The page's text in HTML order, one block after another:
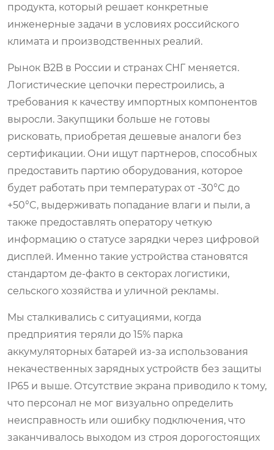
продукта, который решает конкретные
инженерные задачи в условиях российского
климата и производственных реалий.
Рынок B2B в России и странах СНГ меняется.
Логистические цепочки перестроились, а
требования к качеству импортных компонентов
выросли. Закупщики больше не готовы
рисковать, приобретая дешевые аналоги без
сертификации. Они ищут партнеров, способных
предоставить партию оборудования, которое
будет работать при температурах от -30°C до
+50°C, выдерживать попадание влаги и пыли, а
также предоставлять оператору четкую
информацию о статусе зарядки через цифровой
дисплей. Именно такие устройства становятся
стандартом де-факто в секторах логистики,
сельского хозяйства и уличной рекламы.
Мы сталкивались с ситуациями, когда
предприятия теряли до 15% парка
аккумуляторных батарей из-за использования
некачественных зарядных устройств без защиты
IP65 и выше. Отсутствие экрана приводило к тому,
что персонал не мог визуально определить
неисправность или ошибку подключения, что
заканчивалось выходом из строя дорогостоящих